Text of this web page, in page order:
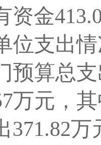
资金
位支出
预算总
万元，
371.82万